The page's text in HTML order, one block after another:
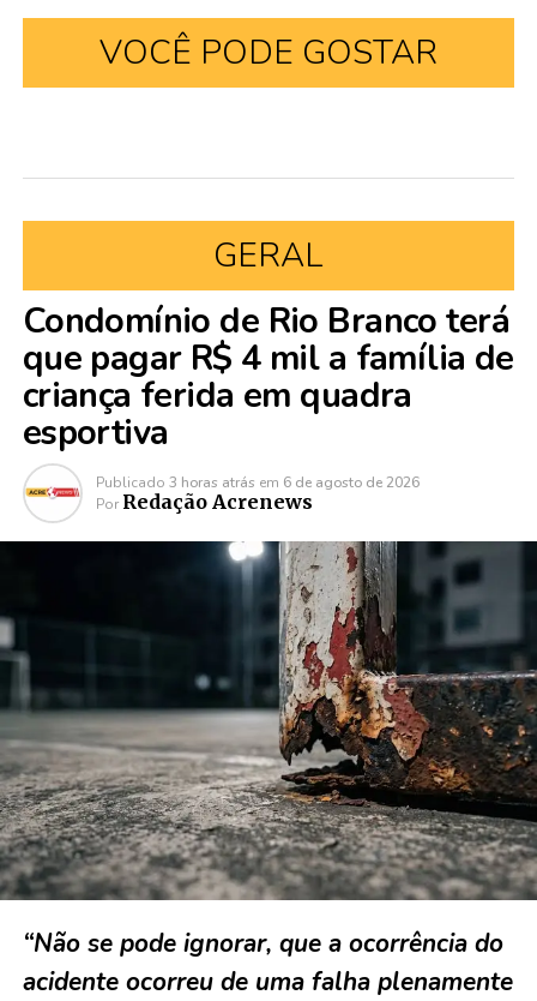
VOCÊ PODE GOSTAR
GERAL
Condomínio de Rio Branco terá
que pagar R$ 4 mil a família de
criança ferida em quadra
esportiva
Publicado 3 horas atrás em 6 de agosto de 2026
Por Redação Acrenews
“Não se pode ignorar, que a ocorrência do
acidente ocorreu de uma falha plenamente